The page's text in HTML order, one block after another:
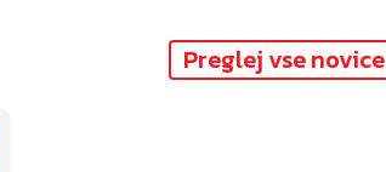
Preglej vse novice